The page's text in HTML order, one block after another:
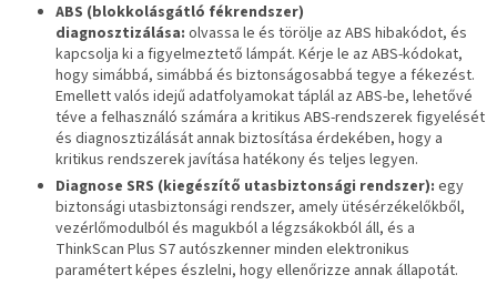
ABS (blokkolásgátló fékrendszer)
diagnosztizálása: olvassa le és törölje az ABS hibakódot, és
kapcsolja ki a figyelmeztető lámpát. Kérje le az ABS-kódokat,
hogy simábbá, simábbá és biztonságosabbá tegye a fékezést.
Emellett valós idejű adatfolyamokat táplál az ABS-be, lehetővé
téve a felhasználó számára a kritikus ABS-rendszerek figyelését
és diagnosztizálását annak biztosítása érdekében, hogy a
kritikus rendszerek javítása hatékony és teljes legyen.
Diagnose SRS (kiegészítő utasbiztonsági rendszer): egy
biztonsági utasbiztonsági rendszer, amely ütésérzékelőkből,
vezérlőmodulból és magukból a légzsákokból áll, és a
ThinkScan Plus S7 autószkenner minden elektronikus
paramétert képes észlelni, hogy ellenőrizze annak állapotát.